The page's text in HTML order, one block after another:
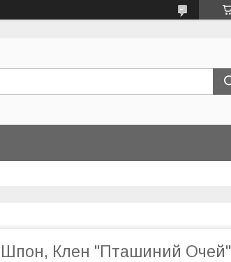
Шпон, Клен "Пташиний Очей"